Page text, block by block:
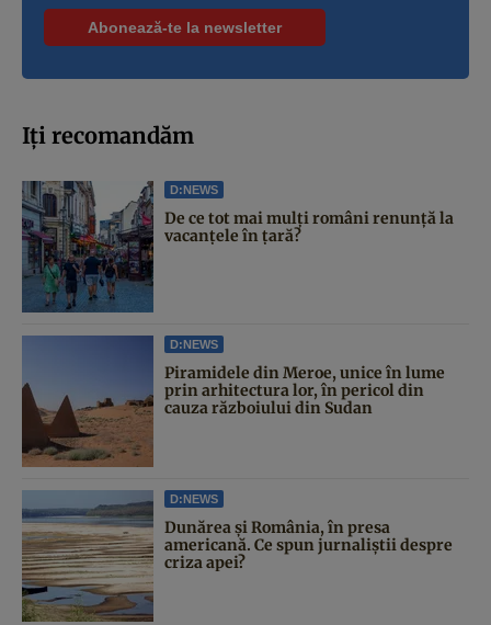
Iți recomandăm
D:NEWS
De ce tot mai mulți români renunță la
vacanțele în țară?
D:NEWS
Piramidele din Meroe, unice în lume
prin arhitectura lor, în pericol din
cauza războiului din Sudan
D:NEWS
Dunărea și România, în presa
americană. Ce spun jurnaliștii despre
criza apei?